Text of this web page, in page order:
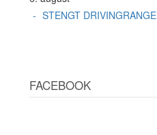
STENGT DRIVINGRANGE
FACEBOOK